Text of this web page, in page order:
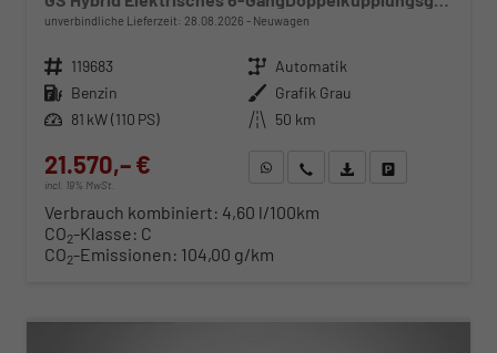
unverbindliche Lieferzeit: 28.08.2026 Neuwagen
Fahrzeugnr. 119683 Getriebe Automatik
Kraftstoff Benzin Außenfarbe Grafik Grau
Leistung 81 kW (110 PS) Kilometerstand 50 km
21.570,– €
incl. 19% MwSt.
WhatsApp anfragen
Wir rufen Sie anFahrzeugexposé (PDF)
Verbrauch kombiniert: 4,60 l/100km
CO2-Klasse: C
CO2-Emissionen: 104,00 g/km